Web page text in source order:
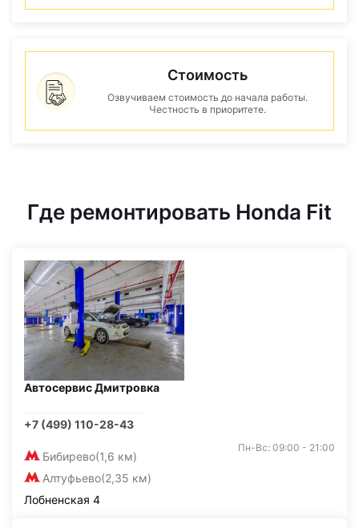
Стоимость
Озвучиваем стоимость до начала работы.
Честность в приоритете.
Где ремонтировать Honda Fit
Автосервис Дмитровка
+7 (499) 110-28-43
Бибирево(1,6 км)
Алтуфьево(2,35 км)
Пн-Вс: 09:00 - 21:00
Лобненская 4